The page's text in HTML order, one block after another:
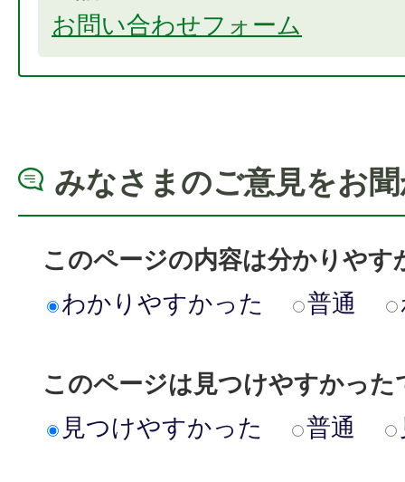
お問い合わせフォーム
みなさまのご意見をお
このページの内容は分かりやす
わかりやすかった
普通
このページは見つけやすかった
見つけやすかった
普通